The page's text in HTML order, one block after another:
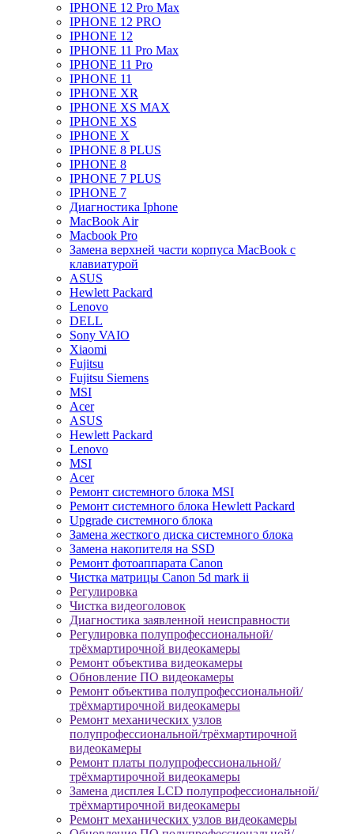
IPHONE 12 Pro Max
IPHONE 12 PRO
IPHONE 12
IPHONE 11 Pro Max
IPHONE 11 Pro
IPHONE 11
IPHONE XR
IPHONE XS MAX
IPHONE XS
IPHONE X
IPHONE 8 PLUS
IPHONE 8
IPHONE 7 PLUS
IPHONE 7
Диагностика Iphone
MacBook Air
Macbook Pro
Замена верхней части корпуса MacBook с
клавиатурой
ASUS
Hewlett Packard
Lenovo
DELL
Sony VAIO
Xiaomi
Fujitsu
Fujitsu Siemens
MSI
Acer
ASUS
Hewlett Packard
Lenovo
MSI
Acer
Ремонт системного блока MSI
Ремонт системного блока Hewlett Packard
Upgrade системного блока
Замена жесткого диска системного блока
Замена накопителя на SSD
Ремонт фотоаппарата Canon
Чистка матрицы Canon 5d mark ii
Регулировка
Чистка видеоголовок
Диагностика заявленной неисправности
Регулировка полупрофессиональной/
трёхмартирочной видеокамеры
Ремонт объектива видеокамеры
Обновление ПО видеокамеры
Ремонт объектива полупрофессиональной/
трёхмартирочной видеокамеры
Ремонт механических узлов
полупрофессиональной/трёхмартирочной
видеокамеры
Ремонт платы полупрофессиональной/
трёхмартирочной видеокамеры
Замена дисплея LCD полупрофессиональной/
трёхмартирочной видеокамеры
Ремонт механических узлов видеокамеры